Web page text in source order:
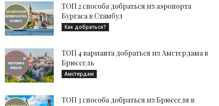
ТОП 2 способа добраться из аэропорта
Бургаса в Стамбул
Как добраться?
ТОП 4 варианта добраться из Амстердама в
Брюссель
Амстердам
ТОП 3 способа добраться из Брюсселя в